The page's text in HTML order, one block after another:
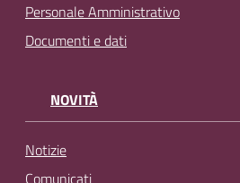
Personale Amministrativo
Documenti e dati
NOVITÀ
Notizie
Comunicati